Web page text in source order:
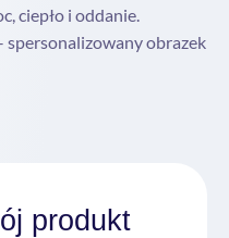
ciepło i oddanie.
spersonalizowany obrazek
produkt